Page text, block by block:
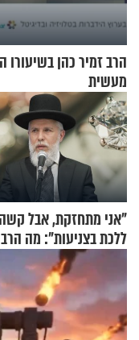
הרב זמיר כהן בשיעורו
מעשית
"אני מתחזקת, אבל
ללכת בצניעות": מה
כהן המליץ לה לעשות?